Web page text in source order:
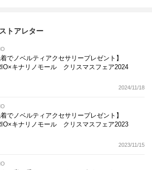
トアレター
着でノベルティアクセサリープレゼント】
キナリノモール クリスマスフェア2024
2024/11/18
着でノベルティアクセサリープレゼント】
キナリノモール クリスマスフェア2023
2023/11/15